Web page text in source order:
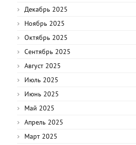
Декабрь 2025
Ноябрь 2025
Октябрь 2025
Сентябрь 2025
Август 2025
Июль 2025
Июнь 2025
Май 2025
Апрель 2025
Март 2025